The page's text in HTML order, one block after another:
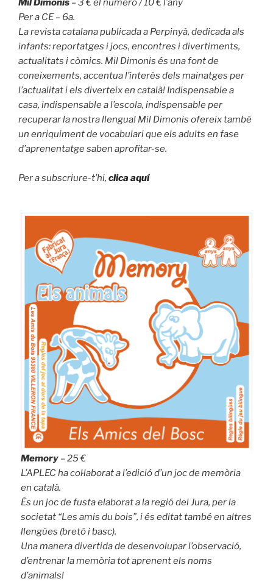
Mil Dimonis – 3 € el número / 10 € l’any
Per a CE – 6a.
La revista catalana publicada a Perpinyà, dedicada als
infants: reportatges i jocs, encontres i divertiments,
actualitats i còmics. Mil Dimonis és una font de
coneixements, accentua l’interès dels mainatges per
l’actualitat i els diverteix en català! Indispensable a
casa, indispensable a l’escola, indispensable per
recuperar la nostra llengua! Mil Dimonis ofereix també
un enriquiment de vocabulari que els adults en fase
d’aprenentatge saben aprofitar-se.
Per a subscriure-t’hi, clica aquí
Memory – 25 €
L’APLEC ha col·laborat a l’edició d’un joc de memòria
en català.
És un joc de fusta elaborat a la regió del Jura, per la
societat “Les amis du bois”, i és editat també en altres
llengües (bretó i basc).
Una manera divertida de desenvolupar l’observació,
d’entrenar la memòria tot aprenent els noms
d’animals!